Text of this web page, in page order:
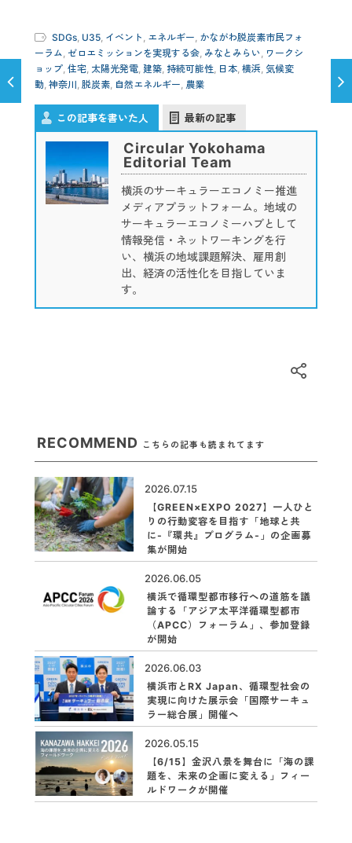
SDGs, U35, イベント , エネルギー, かながわ脱炭素市民フォ
ーラム, ゼロエミッションを実現する会, みなとみらい , ワークシ
ョップ, 住宅, 太陽光発電, 建築, 持続可能性, 日本, 横浜, 気候変
動, 神奈川, 脱炭素, 自然エネルギー, 農業
この記事を書いた人 最新の記事
Circular Yokohama
Editorial Team
横浜のサーキュラーエコノミー推進
メディアプラットフォーム。地域の
サーキュラーエコノミーハブとして
情報発信・ネットワーキングを行
い、横浜の地域課題解決、雇用創
出、経済の活性化を目指していま
す。
RECOMMEND こちらの記事も読まれてます
2026.07.15
【GREEN×EXPO 2027】一人ひと
りの行動変容を目指す「地球と共
に-『環共』プログラム-」の企画募
集が開始
2026.06.05
横浜で循環型都市移行への道筋を議
論する「アジア太平洋循環型都市
（APCC）フォーラム」、参加登録
が開始
2026.06.03
横浜市とRX Japan、循環型社会の
実現に向けた展示会「国際サーキュ
ラー総合展」開催へ
2026.05.15
【6/15】金沢八景を舞台に「海の課
題を、未来の企画に変える」フィー
ルドワークが開催